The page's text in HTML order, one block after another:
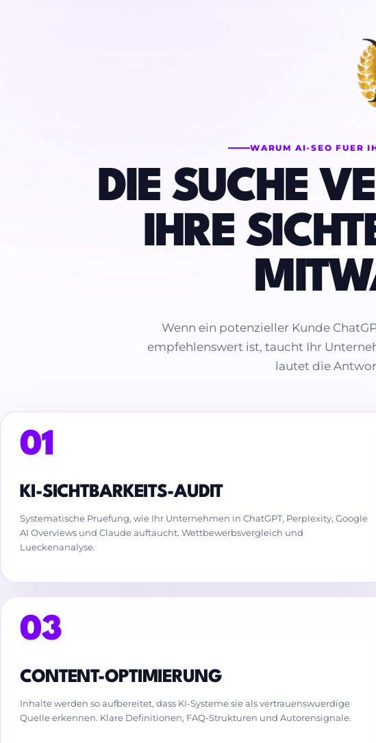
WARUM AI-SEO FUER
DIE SUCHE
IHRE
Wenn ein potenzieller Kunde
empfehlenswert ist, taucht Ihr
lautet die
01
KI-SICHTBARKEITS-AUDIT
Systematische Pruefung, wie Ihr Unternehmen in ChatGPT, Perplexity, Google
AI Overviews und Claude auftaucht. Wettbewerbsvergleich und
Lueckenanalyse.
03
CONTENT-OPTIMIERUNG
Inhalte werden so aufbereitet, dass KI-Systeme sie als vertrauenswuerdige
Quelle erkennen. Klare Definitionen, FAQ-Strukturen und Autorensignale.